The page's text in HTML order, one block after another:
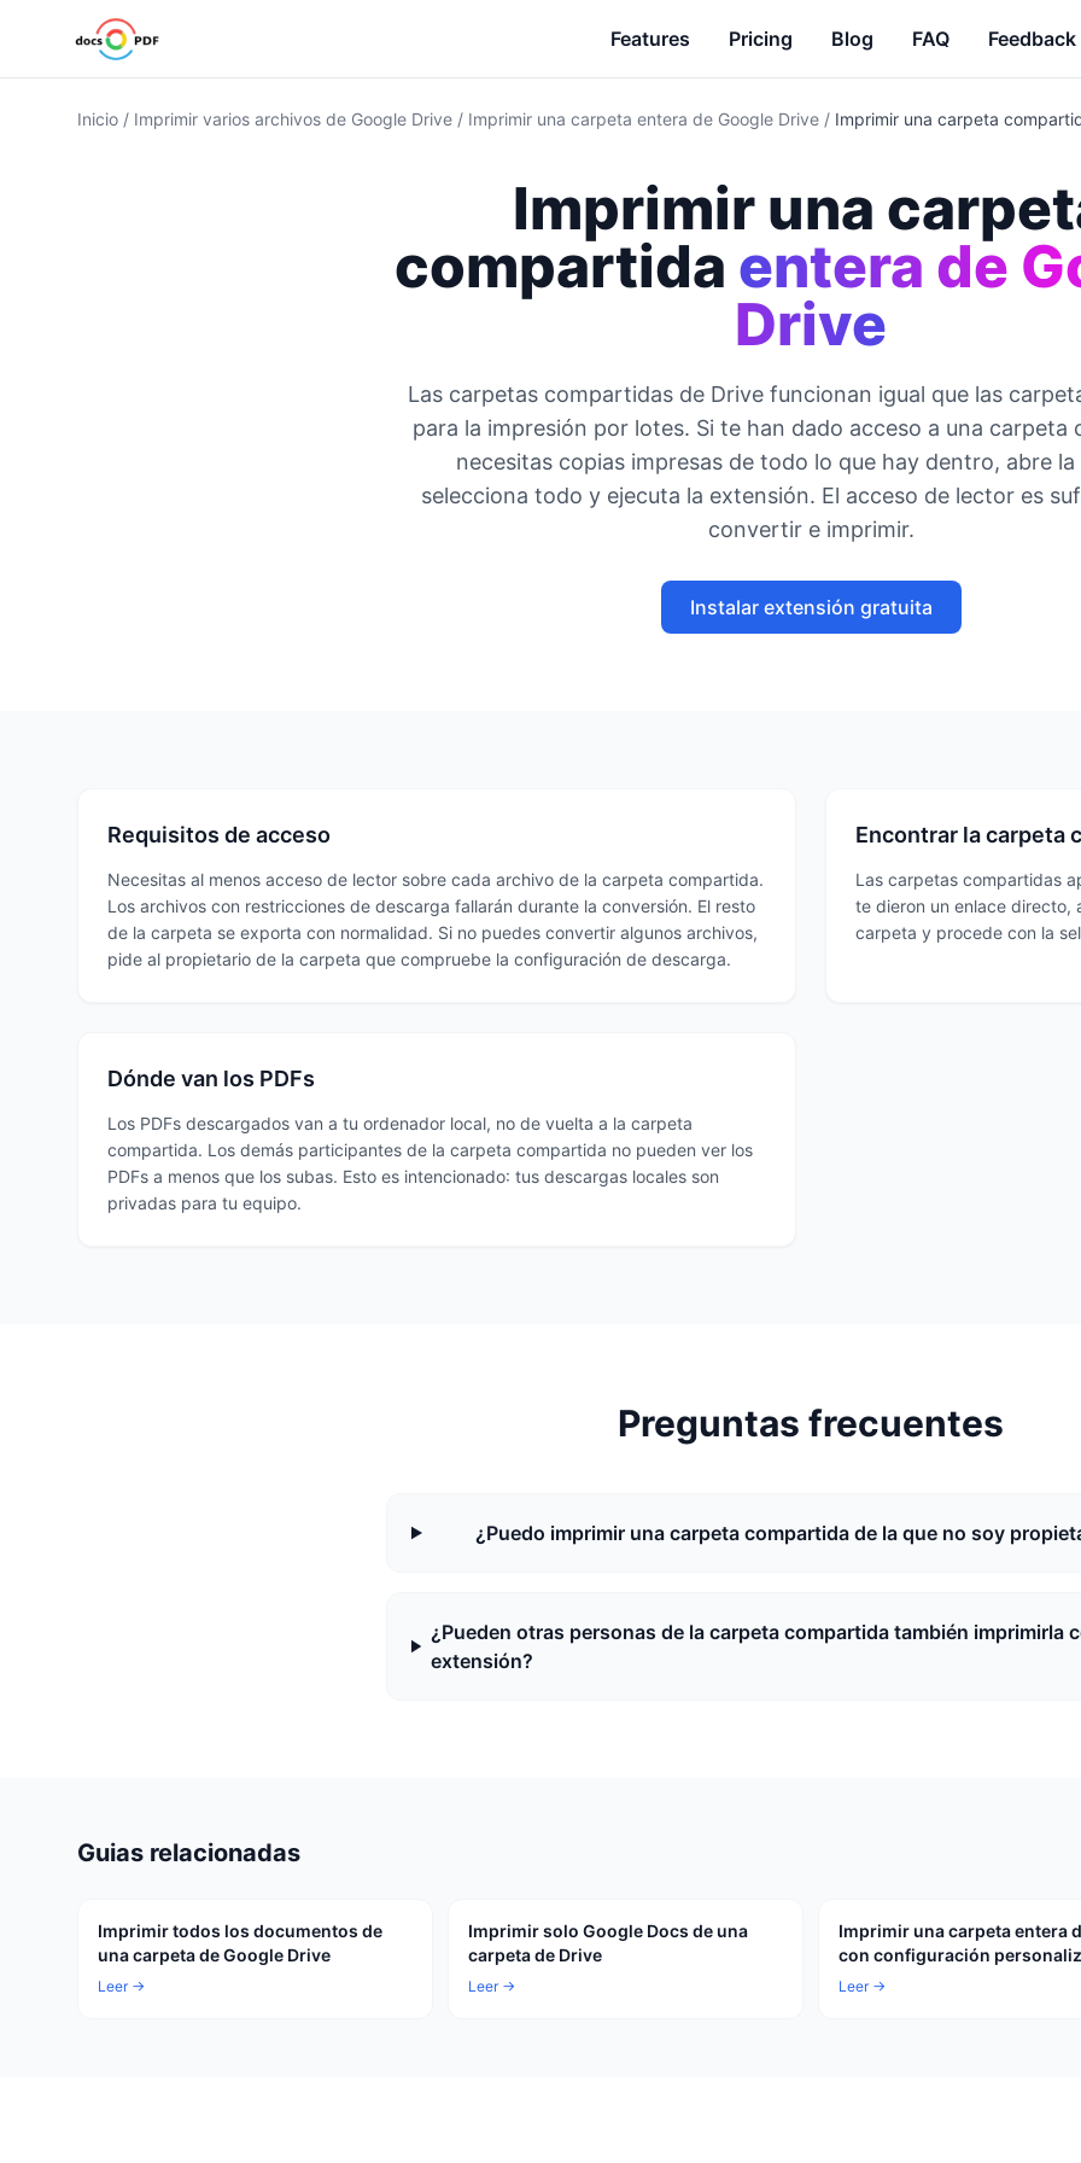
Features Pricing Blog FAQ Feedback
Inicio / Imprimir varios archivos de Google Drive / Imprimir una carpeta entera de Google Drive / Imprimir una carpeta
Imprimir una
compartida entera de
Drive
Las carpetas compartidas de Drive funcionan igual que las
para la impresión por lotes. Si te han dado acceso a una carpeta
necesitas copias impresas de todo lo que hay dentro, abre
selecciona todo y ejecuta la extensión. El acceso de lector es
convertir e imprimir.
Instalar extensión gratuita
Requisitos de acceso
Necesitas al menos acceso de lector sobre cada archivo de la carpeta compartida.
Los archivos con restricciones de descarga fallarán durante la conversión. El resto
de la carpeta se exporta con normalidad. Si no puedes convertir algunos archivos,
pide al propietario de la carpeta que compruebe la configuración de descarga.
Encontrar la carpeta
Las carpetas compartidas
te dieron un enlace directo,
carpeta y procede con la
Dónde van los PDFs
Los PDFs descargados van a tu ordenador local, no de vuelta a la carpeta
compartida. Los demás participantes de la carpeta compartida no pueden ver los
PDFs a menos que los subas. Esto es intencionado: tus descargas locales son
privadas para tu equipo.
Preguntas frecuentes
¿Puedo imprimir una carpeta compartida de la que no soy
¿Pueden otras personas de la carpeta compartida también imprimirla
extensión?
Guias relacionadas
Imprimir todos los documentos de
una carpeta de Google Drive
Leer →
Imprimir solo Google Docs de una
carpeta de Drive
Leer →
Imprimir una carpeta entera
con configuración
Leer →